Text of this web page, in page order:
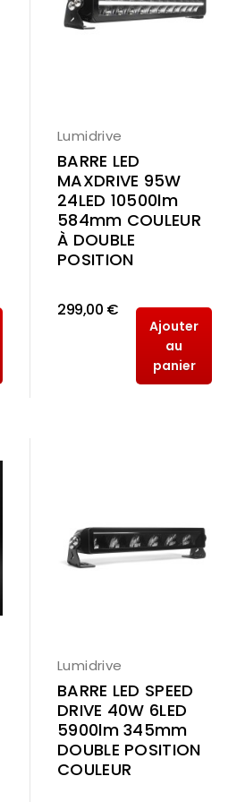
Lumidrive
BARRE LED
MAXDRIVE 95W
24LED 10500lm
584mm COULEUR
À DOUBLE
POSITION
299,00 €
Ajouter
au
panier
Lumidrive
BARRE LED SPEED
DRIVE 40W 6LED
5900lm 345mm
DOUBLE POSITION
COULEUR